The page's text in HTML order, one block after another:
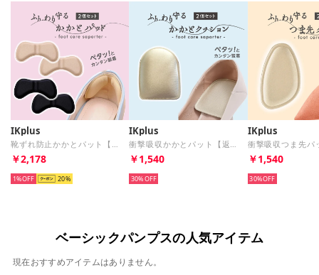
IKplus
靴ずれ防止かかとパット【返品不可商品】 （ブラック）
￥2,178
1% 20
IKplus
衝撃吸収かかとパット【返品不可商品】 （ベージュ）
￥1,540
30%
IKplus
￥1,540
30%
ベーシックパンプスの人気アイテム
現在おすすめアイテムはありません。